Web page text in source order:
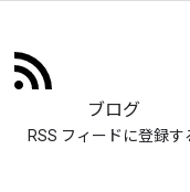
ブログ
RSS フィードに登録す